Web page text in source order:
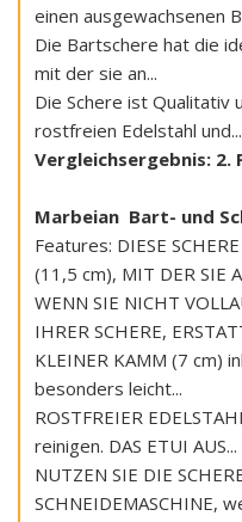
einen ausgewachsenen
Die Bartschere hat die
mit der sie an...
Die Schere ist Qualitativ
rostfreien Edelstahl und...
Vergleichsergebnis: 2.
Marbeian Bart- und
Features: DIESE
(11,5 cm), MIT DER SIE
WENN SIE NICHT
IHRER SCHERE,
KLEINER KAMM (7 cm)
besonders leicht...
ROSTFREIER
reinigen. DAS ETUI AUS...
NUTZEN SIE DIE
SCHNEIDEMASCHINE,